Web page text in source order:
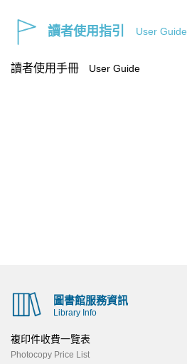
讀者使用指引 User Guide
讀者使用手冊 User Guide
圖書館服務資訊
Library Info
複印件收費一覽表
Photocopy Price List